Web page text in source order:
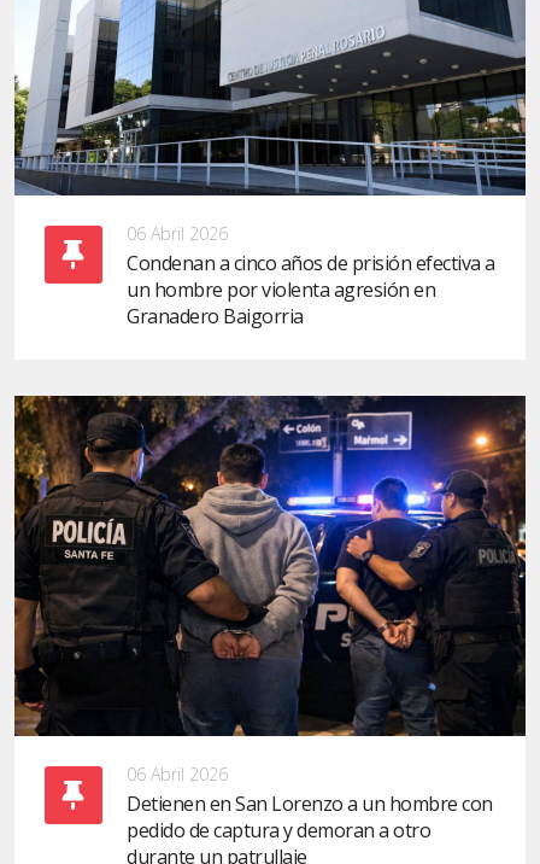
06 Abril 2026
Condenan a cinco años de prisión efectiva a
un hombre por violenta agresión en
Granadero Baigorria
06 Abril 2026
Detienen en San Lorenzo a un hombre con
pedido de captura y demoran a otro
durante un patrullaje